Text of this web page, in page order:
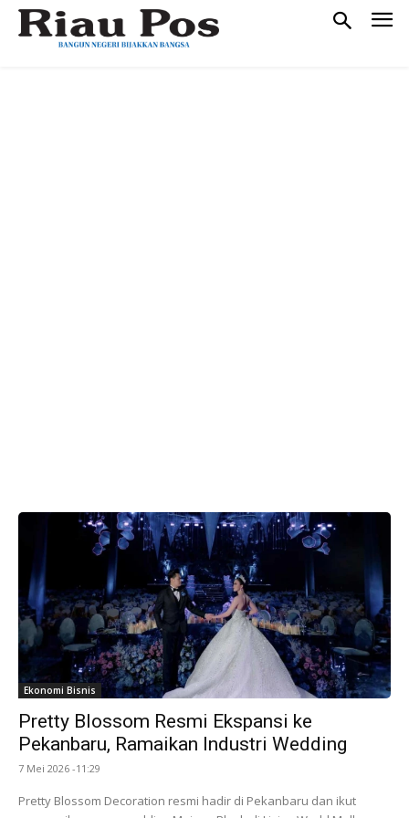
Ekonomi Bisnis
Pretty Blossom Resmi Ekspansi ke
Pekanbaru, Ramaikan Industri Wedding
7 Mei 2026 -11:29
Pretty Blossom Decoration resmi hadir di Pekanbaru dan ikut